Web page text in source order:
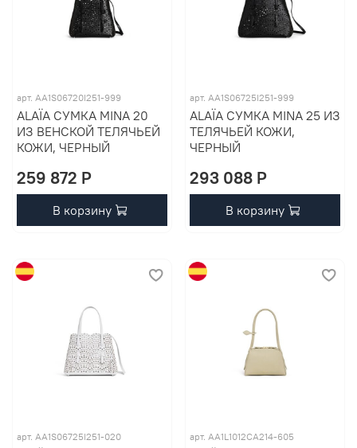
арт. AA1S06720I251-999
ALAÏA СУМКА MINA 20
ИЗ ВЕНСКОЙ ТЕЛЯЧЬЕЙ
КОЖИ, ЧЕРНЫЙ
259 872 P
В корзину
арт. AA1S06725I251-999
ALAÏA СУМКА MINA 25 ИЗ
ТЕЛЯЧЬЕЙ КОЖИ,
ЧЕРНЫЙ
293 088 P
В корзину
арт. AA1S06725I251-020 арт. AA1L1012CA214-605